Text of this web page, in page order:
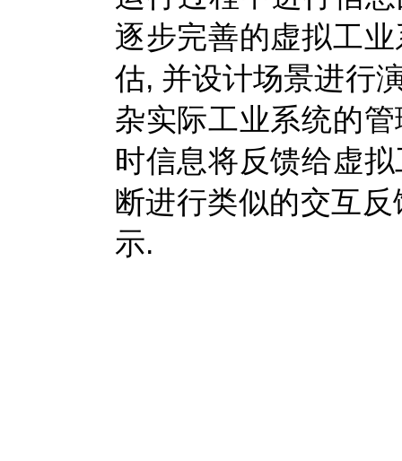
逐步完善的虚拟工
估, 并设计场景进行
杂实际工业系统的
时信息将反馈给虚
断进行类似的交互
示.